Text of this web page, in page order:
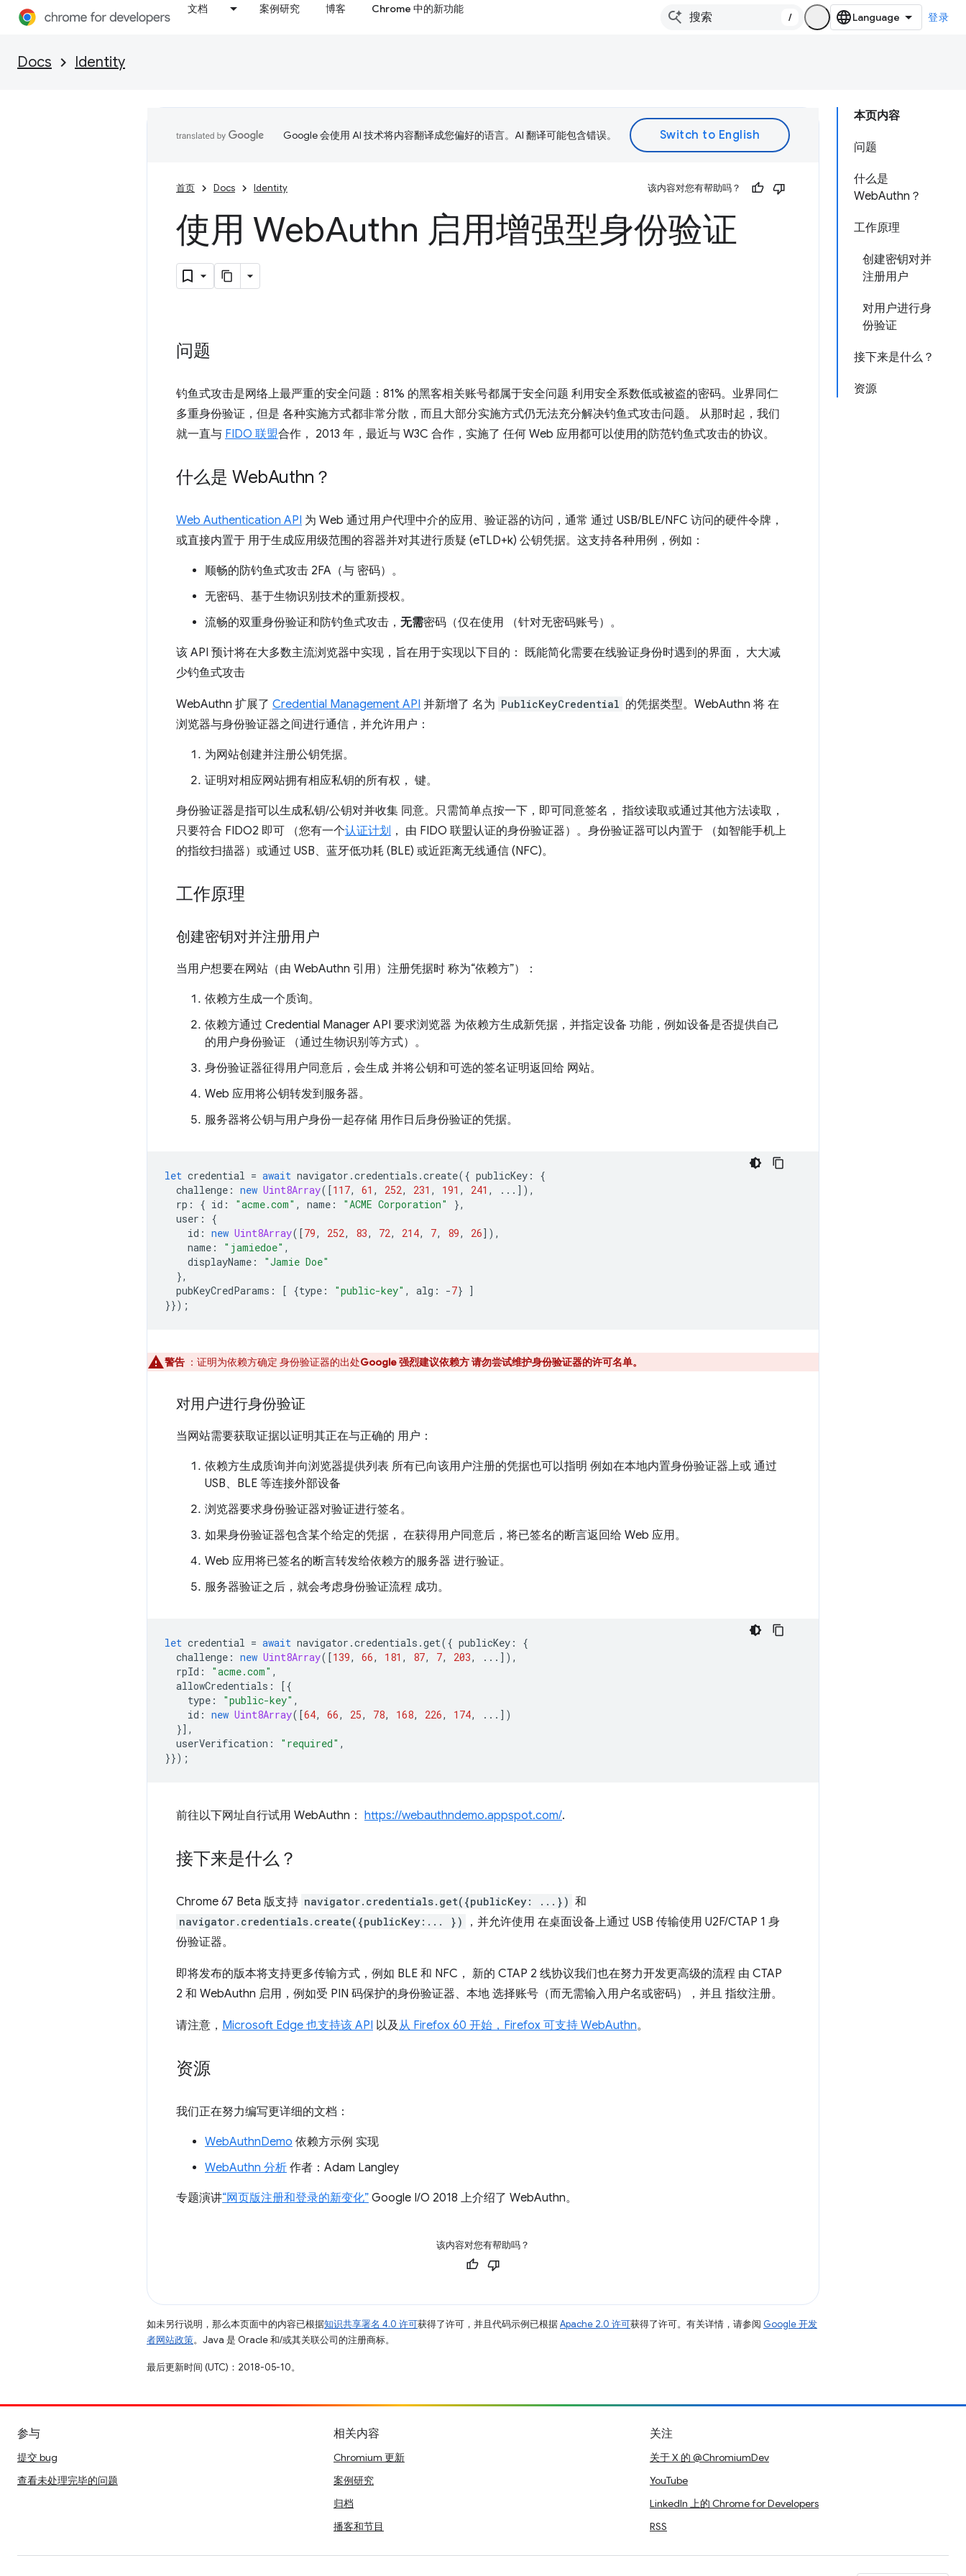
文档 案例研究 博客 Chrome 中的新功能
/ 登录
Docs Identity
本页内容
问题
什么是
WebAuthn？
工作原理
创建密钥对并
注册用户
对用户进行身
份验证
接下来是什么？
资源
Google 会使用 AI 技术将内容翻译成您偏好的语言。AI 翻译可能包含错误。
首页 Docs Identity 该内容对您有帮助吗？
使用 WebAuthn 启用增强型身份验证
问题
钓鱼式攻击是网络上最严重的安全问题：81% 的黑客相关账号都属于安全问题 利用安全系数低或被盗的密码。业界同仁
多重身份验证，但是 各种实施方式都非常分散，而且大部分实施方式仍无法充分解决钓鱼式攻击问题。 从那时起，我们
就一直与 FIDO 联盟合作， 2013 年，最近与 W3C 合作，实施了 任何 Web 应用都可以使用的防范钓鱼式攻击的协议。
什么是 WebAuthn？
Web Authentication API 为 Web 通过用户代理中介的应用、验证器的访问，通常 通过 USB/BLE/NFC 访问的硬件令牌，
或直接内置于 用于生成应用级范围的容器并对其进行质疑 (eTLD+k) 公钥凭据。这支持各种用例，例如：
顺畅的防钓鱼式攻击 2FA（与 密码）。
无密码、基于生物识别技术的重新授权。
流畅的双重身份验证和防钓鱼式攻击， 无需密码（仅在使用 （针对无密码账号）。
该 API 预计将在大多数主流浏览器中实现，旨在用于实现以下目的： 既能简化需要在线验证身份时遇到的界面， 大大减
少钓鱼式攻击
WebAuthn 扩展了 Credential Management API 并新增了 名为 PublicKeyCredential 的凭据类型。WebAuthn 将 在
浏览器与身份验证器之间进行通信，并允许用户：
为网站创建并注册公钥凭据。
证明对相应网站拥有相应私钥的所有权， 键。
身份验证器是指可以生成私钥/公钥对并收集 同意。只需简单点按一下，即可同意签名， 指纹读取或通过其他方法读取，
只要符合 FIDO2 即可 （您有一个认证计划 ， 由 FIDO 联盟认证的身份验证器）。身份验证器可以内置于 （如智能手机上
的指纹扫描器）或通过 USB、蓝牙低功耗 (BLE) 或近距离无线通信 (NFC)。
工作原理
创建密钥对并注册用户
当用户想要在网站（由 WebAuthn 引用）注册凭据时 称为“依赖方”）：
依赖方生成一个质询。
依赖方通过 Credential Manager API 要求浏览器 为依赖方生成新凭据，并指定设备 功能，例如设备是否提供自己
的用户身份验证 （通过生物识别等方式）。
身份验证器征得用户同意后，会生成 并将公钥和可选的签名证明返回给 网站。
Web 应用将公钥转发到服务器。
服务器将公钥与用户身份一起存储 用作日后身份验证的凭据。
let credential = await navigator .credentials .create({ publicKey :
{
challenge : new Uint8Array([117, 61 , 252, 231 , 191 , 241 ,
...]),
rp : { id : "acme.com" , name : "ACME Corporation"
},
user :
{
id : new Uint8Array([79, 252, 83, 72, 214, 7, 89, 26]),
name : "jamiedoe" ,
displayName :
"Jamie Doe"
},
pubKeyCredParams : [ {type : "public-key" , alg : -7} ]
}});
警告 ：证明为依赖方确定 身份验证器的出处Google 强烈建议依赖方 请勿尝试维护身份验证器的许可名单。
对用户进行身份验证
当网站需要获取证据以证明其正在与正确的 用户：
依赖方生成质询并向浏览器提供列表 所有已向该用户注册的凭据也可以指明 例如在本地内置身份验证器上或 通过
USB、BLE 等连接外部设备
浏览器要求身份验证器对验证进行签名。
如果身份验证器包含某个给定的凭据， 在获得用户同意后，将已签名的断言返回给 Web 应用。
Web 应用将已签名的断言转发给依赖方的服务器 进行验证。
服务器验证之后，就会考虑身份验证流程 成功。
let credential = await navigator .credentials .get({ publicKey :
{
challenge : new Uint8Array([139, 66, 181 , 87, 7, 203,
...]),
rpId : "acme.com" ,
allowCredentials :
[{
type : "public-key" ,
id : new Uint8Array([64, 66, 25, 78, 168, 226, 174,
...])
}],
userVerification : "required" ,
}});
前往以下网址自行试用 WebAuthn： https://webauthndemo.appspot.com/.
接下来是什么？
Chrome 67 Beta 版支持 navigator.credentials.get({publicKey: ...}) 和
navigator.credentials.create({publicKey:... })
，并允许使用 在桌面设备上通过 USB 传输使用 U2F/CTAP 1 身
份验证器。
即将发布的版本将支持更多传输方式，例如 BLE 和 NFC， 新的 CTAP 2 线协议我们也在努力开发更高级的流程 由 CTAP
2 和 WebAuthn 启用，例如受 PIN 码保护的身份验证器、本地 选择账号（而无需输入用户名或密码），并且 指纹注册。
请注意， Microsoft Edge 也支持该 API 以及从 Firefox 60 开始，Firefox 可支持 WebAuthn。
资源
我们正在努力编写更详细的文档：
WebAuthnDemo 依赖方示例 实现
WebAuthn 分析 作者：Adam Langley
专题演讲“网页版注册和登录的新变化” Google I/O 2018 上介绍了 WebAuthn。
该内容对您有帮助吗？
如未另行说明，那么本页面中的内容已根据知识共享署名 4.0 许可获得了许可，并且代码示例已根据Apache 2.0 许可获得了许可。有关详情，请参阅 Google 开发
者网站政策。Java 是 Oracle 和/或其关联公司的注册商标。
最后更新时间 (UTC)：2018-05-10。
参与
提交 bug
查看未处理完毕的问题
相关内容
Chromium 更新
案例研究
归档
播客和节目
关注
关于 X 的 @ChromiumDev
YouTube
LinkedIn 上的 Chrome for Developers
RSS